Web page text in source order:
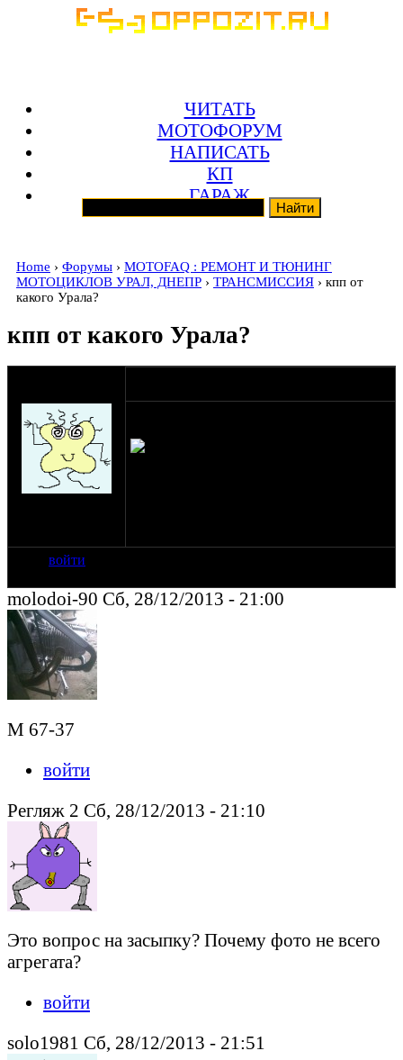
ЧИТАТЬ
МОТОФОРУМ
НАПИСАТЬ
КП
ГАРАЖ
Home › Форумы › MOTOFAQ : РЕМОНТ И ТЮНИНГ
МОТОЦИКЛОВ УРАЛ, ДНЕПР › ТРАНСМИССИЯ › кпп от
какого Урала?
кпп от какого Урала?
войти
molodoi-90 Сб, 28/12/2013 - 21:00
М 67-37
войти
Регляж 2 Сб, 28/12/2013 - 21:10
Это вопрос на засыпку? Почему фото не всего
агрегата?
войти
solo1981 Сб, 28/12/2013 - 21:51